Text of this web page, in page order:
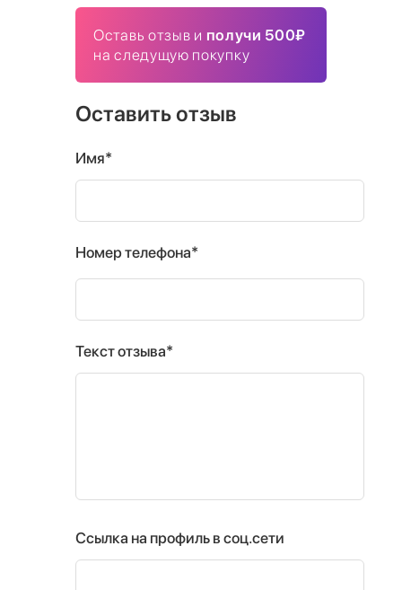
Оставь отзыв и получи 500₽
на следущую покупку
Оставить отзыв
Имя*
Номер телефона*
Текст отзыва*
Ссылка на профиль в соц.сети